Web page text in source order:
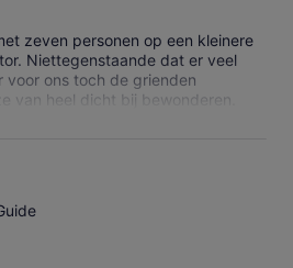
zeven personen op een kleinere
Niettegenstaande dat er veel
voor ons toch de grienden
van heel dicht bij bewonderen.
meer verteld over de
een lekker broodje gekregen
we geen andere vissen
was een leuke ervaring!